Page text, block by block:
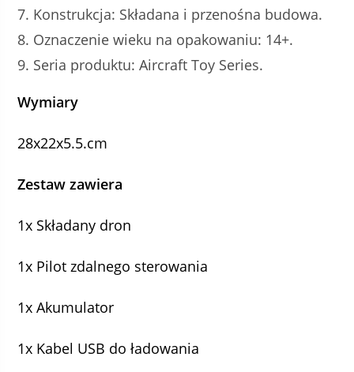
Konstrukcja: Składana i przenośna budowa.
Oznaczenie wieku na opakowaniu: 14+.
Seria produktu: Aircraft Toy Series.
Wymiary
28x22x5.5.cm
Zestaw zawiera
1x Składany dron
1x Pilot zdalnego sterowania
1x Akumulator
1x Kabel USB do ładowania